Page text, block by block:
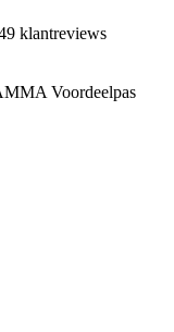
klantreviews
Voordeelpas